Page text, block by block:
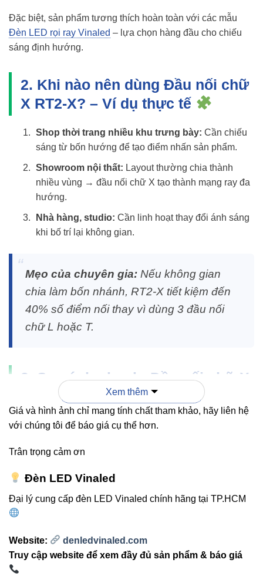
Đặc biệt, sản phẩm tương thích hoàn toàn với các mẫu
Đèn LED rọi ray Vinaled – lựa chọn hàng đầu cho chiếu
sáng định hướng.
2. Khi nào nên dùng Đầu nối chữ
X RT2-X? – Ví dụ thực tế
Shop thời trang nhiều khu trưng bày: Cần chiếu
sáng từ bốn hướng để tạo điểm nhấn sản phẩm.
Showroom nội thất: Layout thường chia thành
nhiều vùng → đầu nối chữ X tạo thành mạng ray đa
hướng.
Nhà hàng, studio: Cần linh hoạt thay đổi ánh sáng
khi bố trí lại không gian.
Mẹo của chuyên gia: Nếu không gian
chia làm bốn nhánh, RT2-X tiết kiệm đến
40% số điểm nối thay vì dùng 3 đầu nối
chữ L hoặc T.
3. So sánh nhanh: Đầu nối chữ X
– L – T có gì khác nhau?
NỐI
DẠNG
4
hướng
nhiều hướng
nhất
RT2-L
Góc
90°
chuyển
hướng
Xem thêm
Giá và hình ảnh chỉ mang tính chất tham khảo, hãy liên hệ
với chúng tôi để báo giá cụ thể hơn.
Trân trọng cảm ơn
Đèn LED Vinaled
Đại lý cung cấp đèn LED Vinaled chính hãng tại TP.HCM
Website:
denledvinaled.com
Truy cập website để xem đầy đủ sản phẩm & báo giá